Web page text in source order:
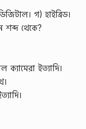
গ) হাইব্রিড।
শব্দ থেকে?
ক্যামেরা ইত্যাদি।